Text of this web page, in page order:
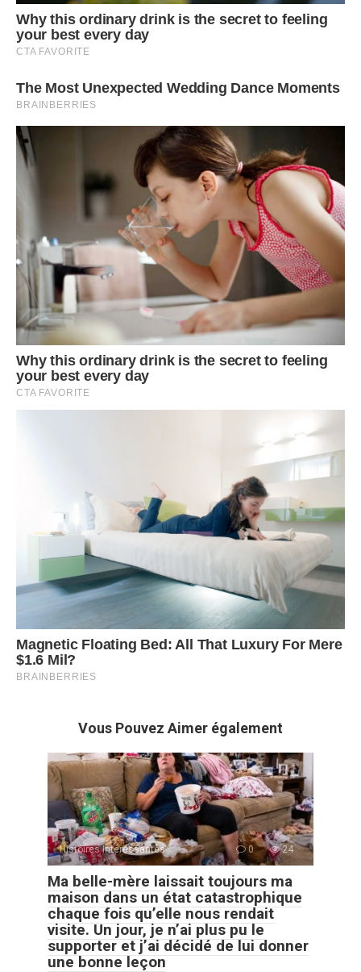
Vous Pouvez Aimer également
Histoires Intéressantes 0 24
Ma belle-mère laissait toujours ma
maison dans un état catastrophique
chaque fois qu’elle nous rendait
visite. Un jour, je n’ai plus pu le
supporter et j’ai décidé de lui donner
une bonne leçon